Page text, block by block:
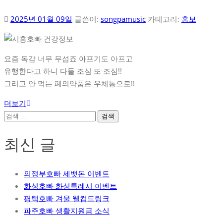
2025년 01월 09일 글쓴이: songpamusic 카테고리: 홍보
요즘 독감 너무 무섭죠 아프기도 아프고
유행한다고 하니 다들 조심 또 조심!!
그리고 안 먹는 폐의약품은 우체통으로!!
더보기
검
최신 글
의정부호빠 세뱃돈 이벤트
화성호빠 화성특례시 이벤트
평택호빠 겨울 웰컴드링크
파주호빠 생활지원금 소식